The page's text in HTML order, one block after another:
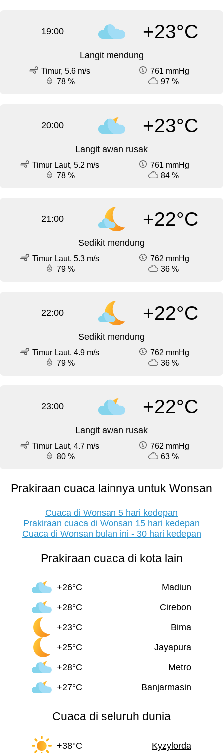
19:00 +23°C
Langit mendung
Timur, 5.6 m/s
761 mmHg
78 %
97 %
20:00 +23°C
Langit awan rusak
Timur Laut, 5.2 m/s
761 mmHg
78 %
84 %
21:00 +22°C
Sedikit mendung
Timur Laut, 5.3 m/s
762 mmHg
79 %
36 %
22:00 +22°C
Sedikit mendung
Timur Laut, 4.9 m/s
762 mmHg
79 %
36 %
23:00 +22°C
Langit awan rusak
Timur Laut, 4.7 m/s
762 mmHg
80 %
63 %
Prakiraan cuaca lainnya untuk Wonsan
Cuaca di Wonsan 5 hari kedepan
Prakiraan cuaca di Wonsan 15 hari kedepan
Cuaca di Wonsan bulan ini - 30 hari kedepan
Prakiraan cuaca di kota lain
+26°C
Madiun
+28°C
Cirebon
+23°C
Bima
+25°C
Jayapura
+28°C
Metro
+27°C
Banjarmasin
Cuaca di seluruh dunia
+38°C Kyzylorda